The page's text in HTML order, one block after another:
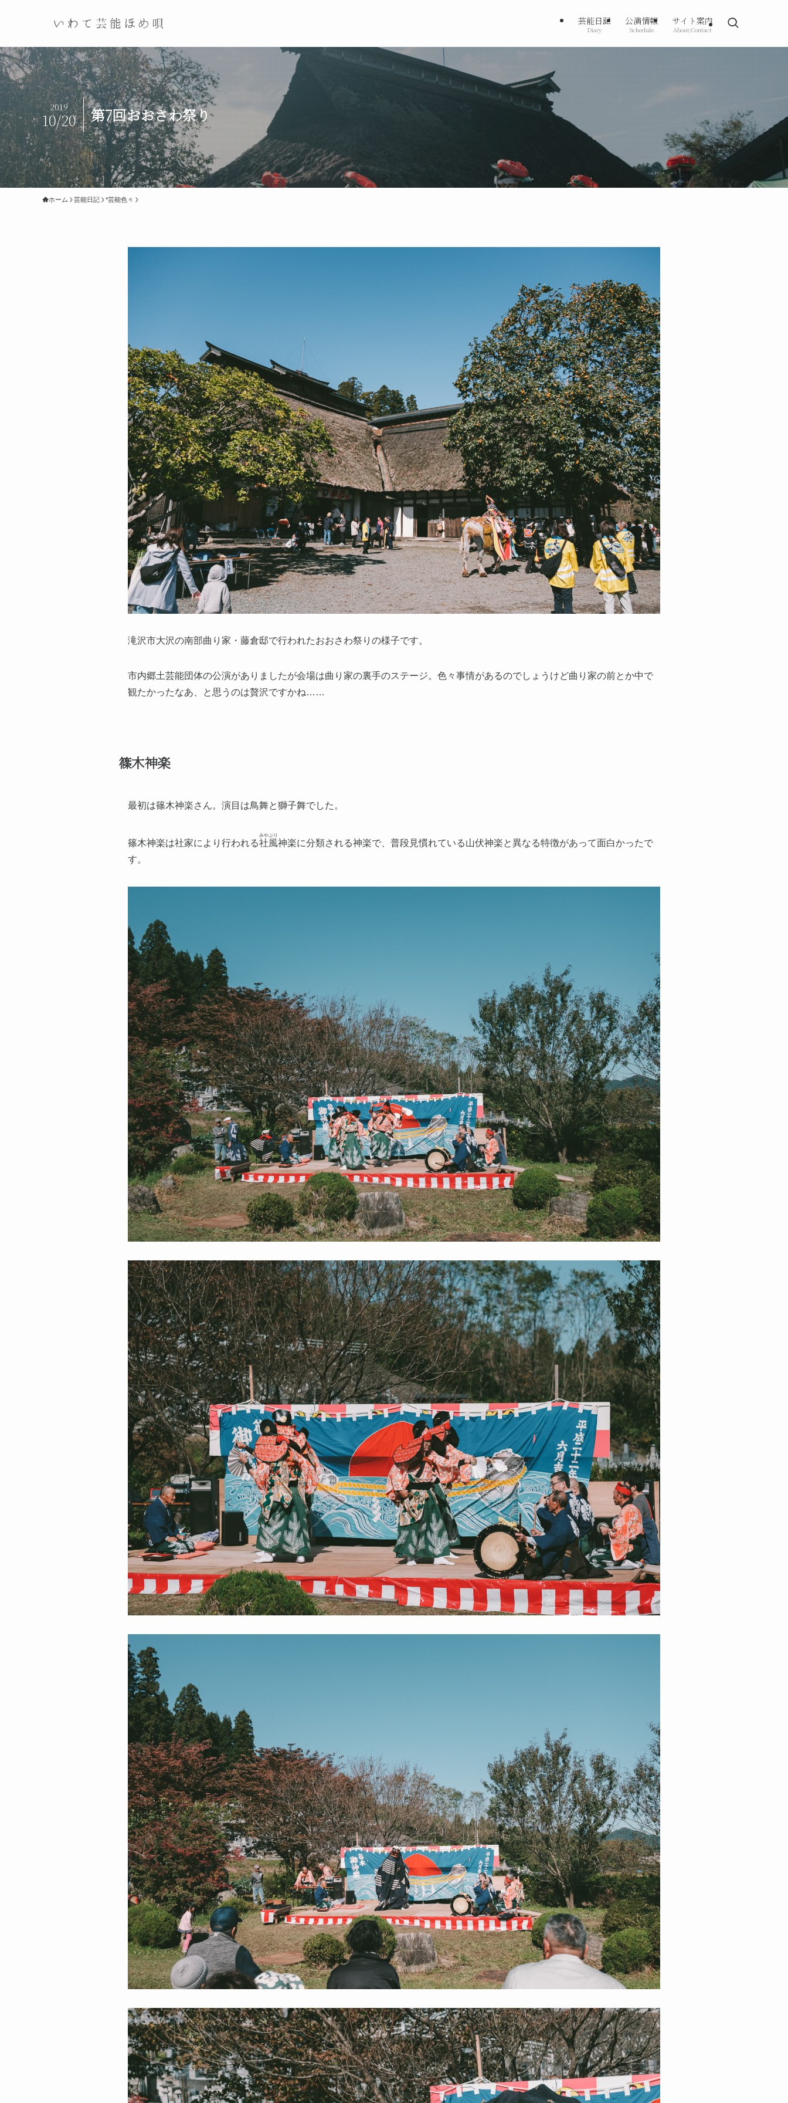
芸能日記
Diary
公演情報
Schedule
サイト案内
About/Contact
第7回おおさわ祭り
2019
10/20
ホーム 芸能日記 *芸能色々
滝沢市大沢の南部曲り家・藤倉邸で行われたおおさわ祭りの様子です。
市内郷土芸能団体の公演がありましたが会場は曲り家の裏手のステージ。色々事情があるのでしょうけど曲り家の前とか中で
観たかったなあ、と思うのは贅沢ですかね……
篠木神楽
最初は篠木神楽さん。演目は鳥舞と獅子舞でした。
篠木神楽は社家により行われる社風
みやぶり
神楽に分類される神楽で、普段見慣れている山伏神楽と異なる特徴があって面白かったで
す。